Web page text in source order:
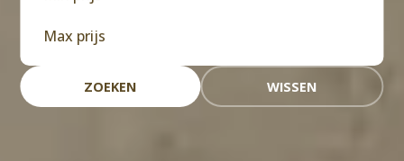
ZOEKEN WISSEN